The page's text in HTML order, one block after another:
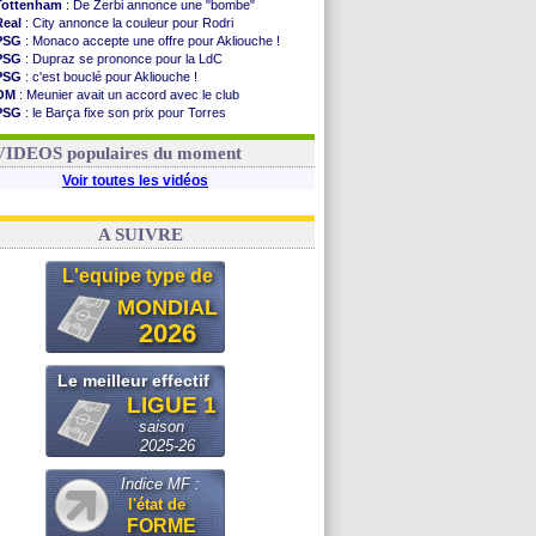
: De Zerbi annonce une "bombe"
: City annonce la couleur pour Rodri
: Monaco accepte une offre pour Akliouche !
: Dupraz se prononce pour la LdC
: c'est bouclé pour Akliouche !
: Meunier avait un accord avec le club
: le Barça fixe son prix pour Torres
: Infantino sollicite Trump
populaires du moment
Voir toutes les vidéos
A SUIVRE
L'equipe type de
MONDIAL
2026
Le meilleur effectif
LIGUE 1
saison
2025-26
Indice MF :
l'état de
FORME